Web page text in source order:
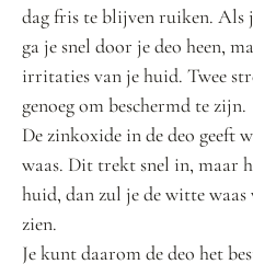
dag fris te blijven ruiken. Als
ga je snel door je deo heen,
irritaties van je huid. Twee
genoeg om beschermd te zijn.
De zinkoxide in de deo geeft
waas. Dit trekt snel in, maar
huid, dan zul je de witte
zien.
Je kunt daarom de deo het